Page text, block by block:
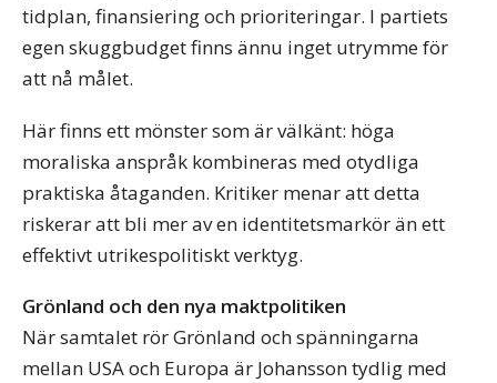
tidplan, finansiering och prioriteringar. I partiets
egen skuggbudget finns ännu inget utrymme för
att nå målet.
Här finns ett mönster som är välkänt: höga
moraliska anspråk kombineras med otydliga
praktiska åtaganden. Kritiker menar att detta
riskerar att bli mer av en identitetsmarkör än ett
effektivt utrikespolitiskt verktyg.
Grönland och den nya maktpolitiken
När samtalet rör Grönland och spänningarna
mellan USA och Europa är Johansson tydlig med